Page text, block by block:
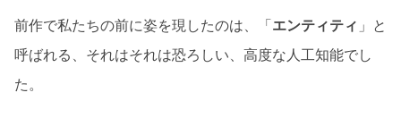
前作で私たちの前に姿を現したのは、「エンティティ 」と
呼ばれる、それはそれは恐ろしい、高度な人工知能でし
た。